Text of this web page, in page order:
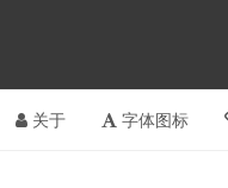
关于 字体图标